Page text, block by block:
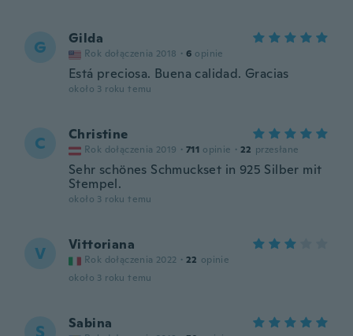
G Gilda
Rok dołączenia 2018 · 6 opinie
Está preciosa. Buena calidad. Gracias
około 3 roku temu
C Christine
Rok dołączenia 2019 · 711 opinie · 22 przesłane
Sehr schönes Schmuckset in 925 Silber mit
Stempel.
około 3 roku temu
V Vittoriana
Rok dołączenia 2022 · 22 opinie
około 3 roku temu
Sabina